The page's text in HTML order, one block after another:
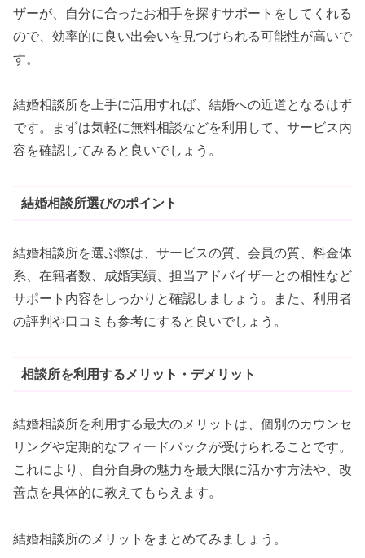
ザーが、自分に合ったお相手を探すサポートをしてくれる
ので、効率的に良い出会いを見つけられる可能性が高いで
す。
結婚相談所を上手に活用すれば、結婚への近道となるはず
です。まずは気軽に無料相談などを利用して、サービス内
容を確認してみると良いでしょう。
結婚相談所選びのポイント
結婚相談所を選ぶ際は、サービスの質、会員の質、料金体
系、在籍者数、成婚実績、担当アドバイザーとの相性など
サポート内容をしっかりと確認しましょう。また、利用者
の評判や口コミも参考にすると良いでしょう。
相談所を利用するメリット・デメリット
結婚相談所を利用する最大のメリットは、個別のカウンセ
リングや定期的なフィードバックが受けられることです。
これにより、自分自身の魅力を最大限に活かす方法や、改
善点を具体的に教えてもらえます。
結婚相談所のメリットをまとめてみましょう。